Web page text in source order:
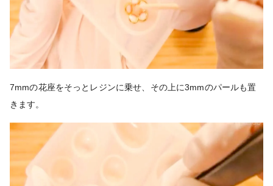
7mmの花座をそっとレジンに乗せ、その上に3mmのパールも置
きます。